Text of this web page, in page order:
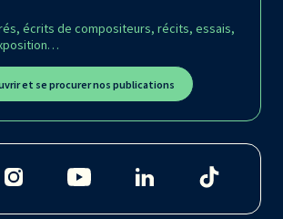
écrits de compositeurs, récits, essais,
et se procurer nos publications